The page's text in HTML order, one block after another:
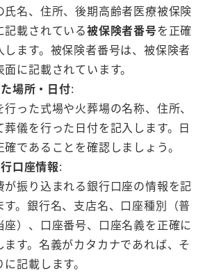
氏名、住所、後期高齢者医療被保険
記載されている被保険者番号を正確
します。被保険者番号は、被保険者
に記載されています。
場所・日付:
行った式場や火葬場の名称、住所、
葬儀を行った日付を記入します。日
確であることを確認しましょう。
口座情報:
が振り込まれる銀行口座の情報を記
す。銀行名、支店名、口座種別（普
座）、口座番号、口座名義を正確に
ます。名義がカタカナであれば、そ
記載します。